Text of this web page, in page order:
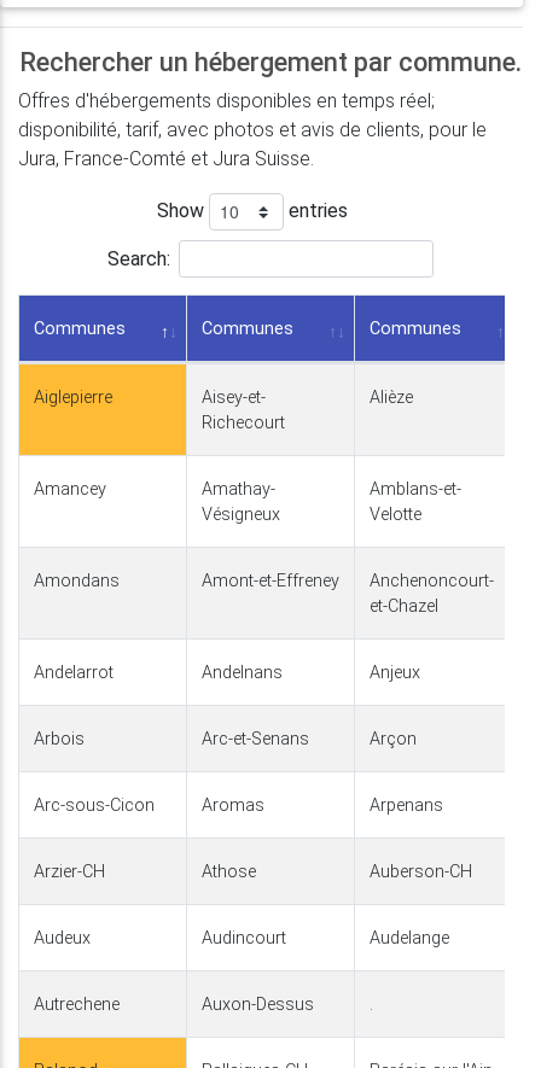
Rechercher un hébergement par commune.
Offres d'hébergements disponibles en temps réel;
disponibilité, tarif, avec photos et avis de clients, pour le
Jura, France-Comté et Jura Suisse.
Show entries
Search:
Communes Communes Communes
Aiglepierre
Aisey-et-
Richecourt
Alièze
Amancey
Amathay-
Vésigneux
Amblans-et-
Velotte
Amondans Amont-et-Effreney
Anchenoncourt-
et-Chazel
Andelarrot Andelnans Anjeux
Arbois Arc-et-Senans Arçon
Arc-sous-Cicon Aromas Arpenans
Arzier-CH Athose Auberson-CH
Audeux Audincourt Audelange
Autrechene Auxon-Dessus .